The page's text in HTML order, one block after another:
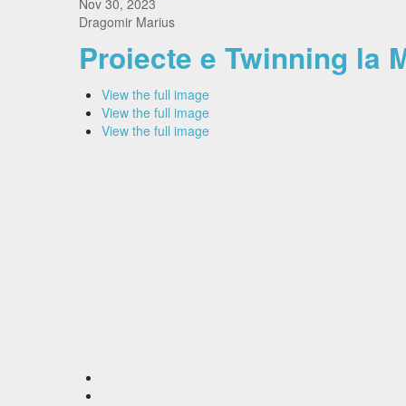
Nov 30, 2023
Dragomir Marius
Proiecte e Twinning la
View the full image
View the full image
View the full image